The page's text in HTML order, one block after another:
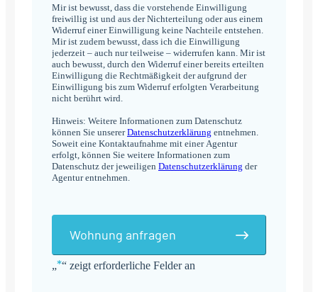
„*“ zeigt erforderliche Felder an
Mir ist bewusst, dass die vorstehende Einwilligung
freiwillig ist und aus der Nichterteilung oder aus einem
Widerruf einer Einwilligung keine Nachteile entstehen.
Mir ist zudem bewusst, dass ich die Einwilligung
jederzeit – auch nur teilweise – widerrufen kann. Mir ist
auch bewusst, durch den Widerruf einer bereits erteilten
Einwilligung die Rechtmäßigkeit der aufgrund der
Einwilligung bis zum Widerruf erfolgten Verarbeitung
nicht berührt wird.
Hinweis: Weitere Informationen zum Datenschutz
können Sie unsererDatenschutzerklärung entnehmen.
Soweit eine Kontaktaufnahme mit einer Agentur
erfolgt, können Sie weitere Informationen zum
Datenschutz der jeweiligen Datenschutzerklärung der
Agentur entnehmen.
Wohnung anfragen